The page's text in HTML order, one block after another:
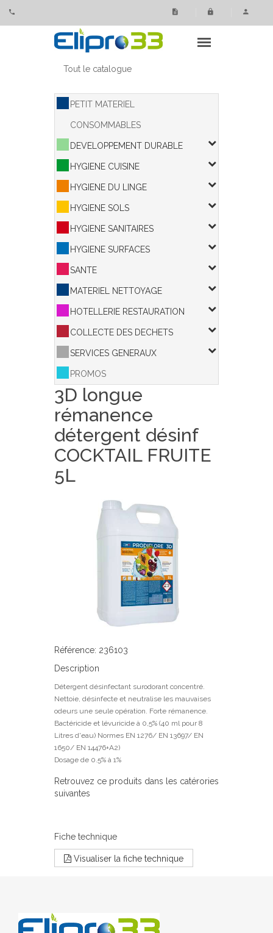
Tout le catalogue
PETIT MATERIEL
CONSOMMABLES
DEVELOPPEMENT DURABLE
HYGIENE CUISINE
HYGIENE DU LINGE
HYGIENE SOLS
HYGIENE SANITAIRES
HYGIENE SURFACES
SANTE
MATERIEL NETTOYAGE
HOTELLERIE RESTAURATION
COLLECTE DES DECHETS
SERVICES GENERAUX
PROMOS
3D longue
rémanence
détergent désinf
COCKTAIL FRUITE
5L
Référence: 236103
Description
Détergent désinfectant surodorant concentré.
Nettoie, désinfecte et neutralise les mauvaises
odeurs une seule opération. Forte rémanence.
Bactéricide et lévuricide à 0,5% (40 ml pour 8
Litres d'eau) Normes EN 1276/ EN 13697/ EN
1650/ EN 14476+A2)
Dosage de 0.5% à 1%
Retrouvez ce produits dans les catérories
suivantes
Fiche technique
Visualiser la fiche technique
Panneau de gestion des cookies